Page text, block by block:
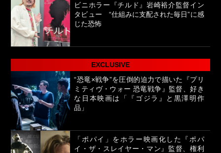
ビニホラー『チルド』岩崎裕介監督イン
タビュー “仕組みに支配された毎日”に感
じた恐怖
EXCLUSIVE
“恐竜×戦争”を圧倒的迫力で描いた『プリ
ミティヴ・ウォー 恐竜戦争』監督、好き
な日本映画は「『ゴジラ』と黒澤明作
品」
「ポパイ」をホラー映画化した『ポパ
イ・ザ・スレイヤー・マン』監督、権利